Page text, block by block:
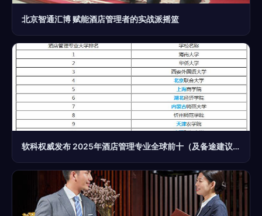
北京智通汇博 赋能酒店管理者的实战派摇篮
软科权威发布 2025年酒店管理专业全球前十（及备途建议）